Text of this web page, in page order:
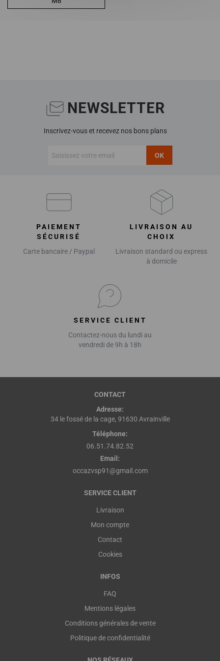
NEWSLETTER
Inscrivez-vous et recevez nos bons plans
OK
PAIEMENT
SÉCURISÉ
Carte bancaire / Paypal
LIVRAISON AU
CHOIX
Livraison standard ou express
à domicile
SERVICE CLIENT
Contactez-nous du lundi au
vendredi de 9h à 18h
CONTACT
Adresse:
34 le fossé de la cage, 91630 Avrainville
Téléphone:
06.51.74.82.52
Email:
occazvsp91@gmail.com
SERVICE CLIENT
Livraison
Mon compte
Contact
Cookies
INFOS
FAQ
Mentions légales
Conditions générales de vente
Politique de confidentialité